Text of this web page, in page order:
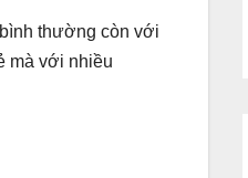
thường còn với
mà với nhiều